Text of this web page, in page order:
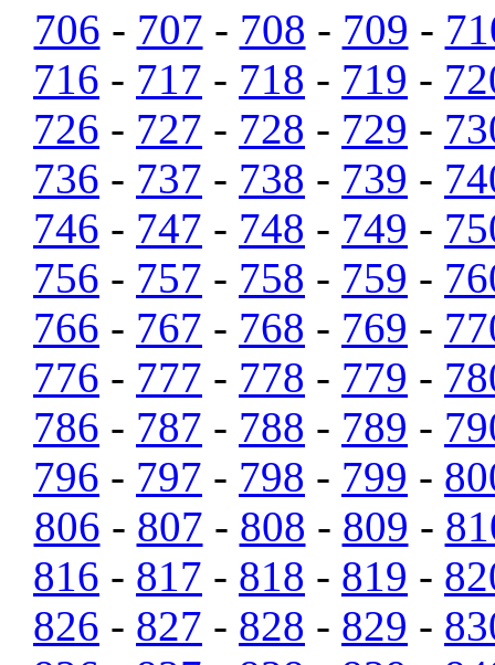
706 - 707 - 708 - 709 -
716 - 717 - 718 - 719 -
726 - 727 - 728 - 729 -
736 - 737 - 738 - 739 -
746 - 747 - 748 - 749 -
756 - 757 - 758 - 759 -
766 - 767 - 768 - 769 -
776 - 777 - 778 - 779 -
786 - 787 - 788 - 789 -
796 - 797 - 798 - 799 -
806 - 807 - 808 - 809 -
816 - 817 - 818 - 819 -
826 - 827 - 828 - 829 -